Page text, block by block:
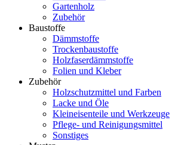
Gartenholz
Zubehör
Baustoffe
Dämmstoffe
Trockenbaustoffe
Holzfaserdämmstoffe
Folien und Kleber
Zubehör
Holzschutzmittel und Farben
Lacke und Öle
Kleineisenteile und Werkzeuge
Pflege- und Reinigungsmittel
Sonstiges